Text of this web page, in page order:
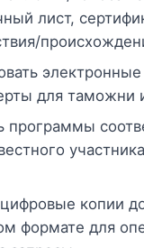
лист,
для таможни
программы
копии
формате для